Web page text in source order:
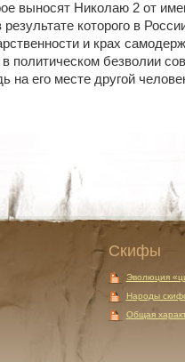
выносят Николаю 2 от
которого в
и крах
политическом безволии
на его месте другой
Скифы
Эволюция
Народы
Общая